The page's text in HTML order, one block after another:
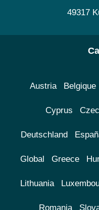
49317
Austria Belgique
Cyprus
Deutschland
Global Greece
Lithuania
Romania